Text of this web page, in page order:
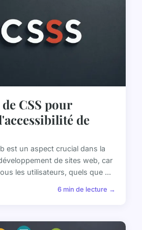
CSS pour
de
est un aspect crucial dans la
de sites web, car
les utilisateurs, quels que ...
6 min de lecture →